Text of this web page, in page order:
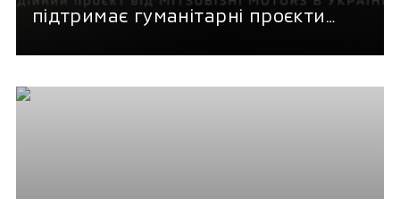
підтримає гуманітарні проєкти